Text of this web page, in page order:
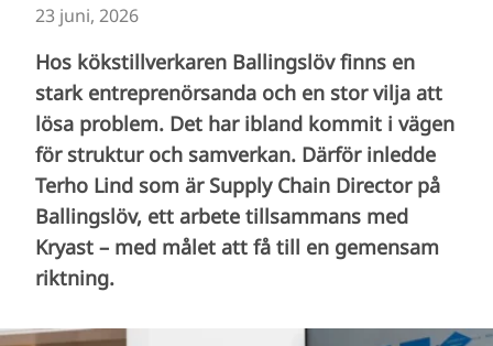
23 juni, 2026
Hos kökstillverkaren Ballingslöv finns en
stark entreprenörsanda och en stor vilja att
lösa problem. Det har ibland kommit i vägen
för struktur och samverkan. Därför inledde
Terho Lind som är Supply Chain Director på
Ballingslöv, ett arbete tillsammans med
Kryast – med målet att få till en gemensam
riktning.